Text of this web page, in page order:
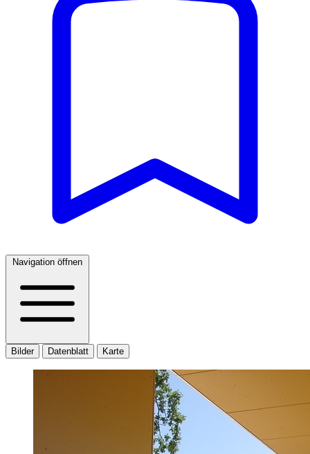
Navigation öffnen
Bilder Datenblatt Karte